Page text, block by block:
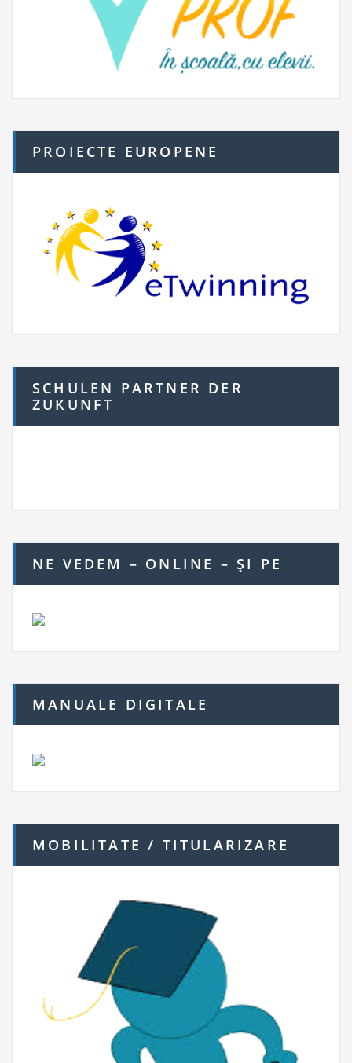
PROIECTE EUROPENE
SCHULEN PARTNER DER
ZUKUNFT
NE VEDEM – ONLINE – ŞI PE
MANUALE DIGITALE
MOBILITATE / TITULARIZARE